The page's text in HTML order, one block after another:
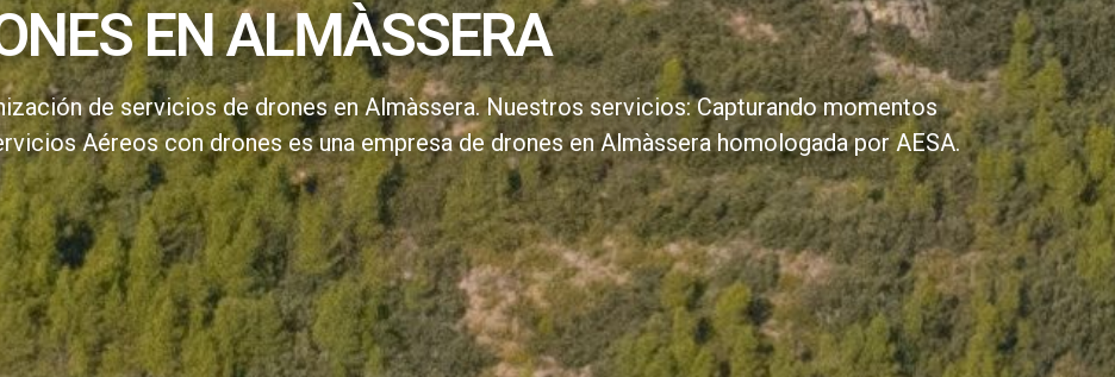
EN ALMÀSSERA
de servicios de drones en Almàssera. Nuestros servicios: Capturando momentos
Aéreos con drones es una empresa de drones en Almàssera homologada por AESA.